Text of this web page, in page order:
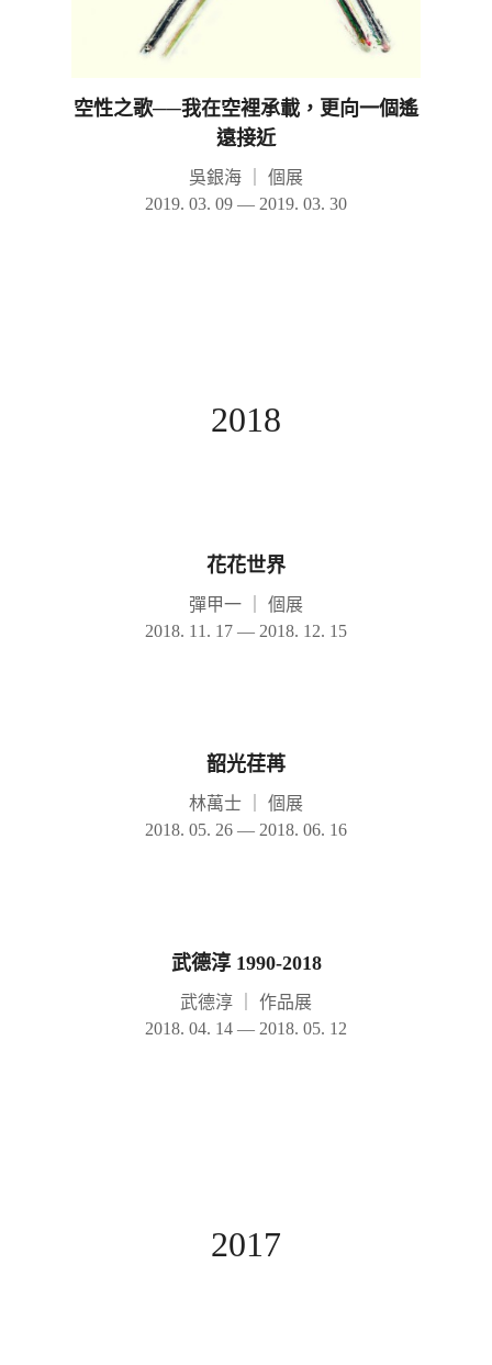
空性之歌──我在空裡承載，更向一個遙
遠接近
吳銀海
個展
2019. 03. 09 — 2019. 03. 30
2018
花花世界
彈甲一
個展
2018. 11. 17 — 2018. 12. 15
韶光荏苒
林萬士
個展
2018. 05. 26 — 2018. 06. 16
武德淳 1990-2018
武德淳
作品展
2018. 04. 14 — 2018. 05. 12
2017